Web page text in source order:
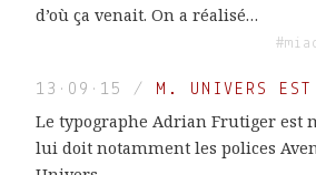
d’où ça venait. On a réalisé…
13·09·15 / M. UNIVERS EST
Le typographe Adrian Frutiger est
lui doit notamment les polices